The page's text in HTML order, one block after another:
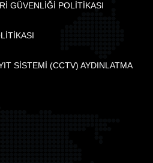
GÜVENLİĞİ POLİTİKASI
SİSTEMİ (CCTV) AYDINLATMA